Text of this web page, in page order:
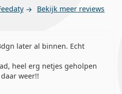
Bekijk meer reviews
later al binnen. Echt
heel erg netjes geholpen
weer!!